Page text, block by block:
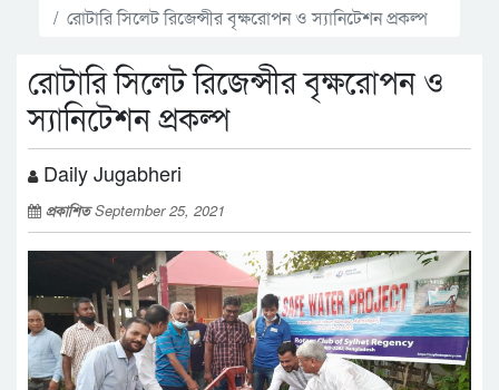
রোটারি সিলেট রিজেন্সীর বৃক্ষরোপন ও স্যানিটেশন প্রকল্প
রোটারি সিলেট রিজেন্সীর বৃক্ষরোপন ও
স্যানিটেশন প্রকল্প
Daily Jugabheri
প্রকাশিতSeptember 25, 2021